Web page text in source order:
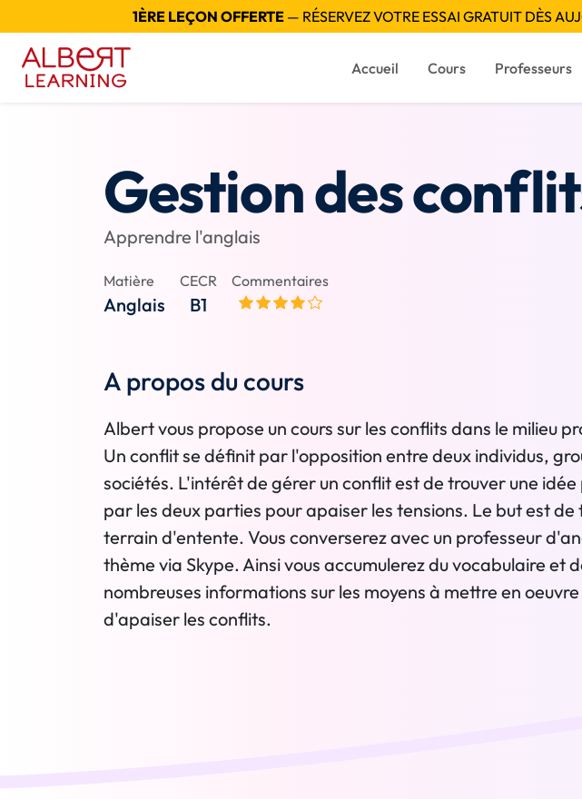
1ÈRE LEÇON OFFERTE— RÉSERVEZ VOTRE ESSAI GRATUIT DÈS
Accueil Cours Professeurs
Gestion des
Apprendre l'anglais
Matière
Anglais
CECR
B1
Commentaires
A propos du cours
Albert vous propose un cours sur les conflits dans le milieu
Un conflit se définit par l'opposition entre deux individus,
sociétés. L'intérêt de gérer un conflit est de trouver une
par les deux parties pour apaiser les tensions. Le but est de
terrain d'entente. Vous converserez avec un professeur
thème via Skype. Ainsi vous accumulerez du vocabulaire et
nombreuses informations sur les moyens à mettre en
d'apaiser les conflits.